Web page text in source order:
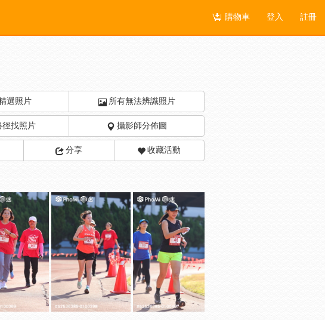
購物車 登入 註冊
選照片 所有無法辨識照片
徑找照片 攝影師分佈圖
分享 收藏活動